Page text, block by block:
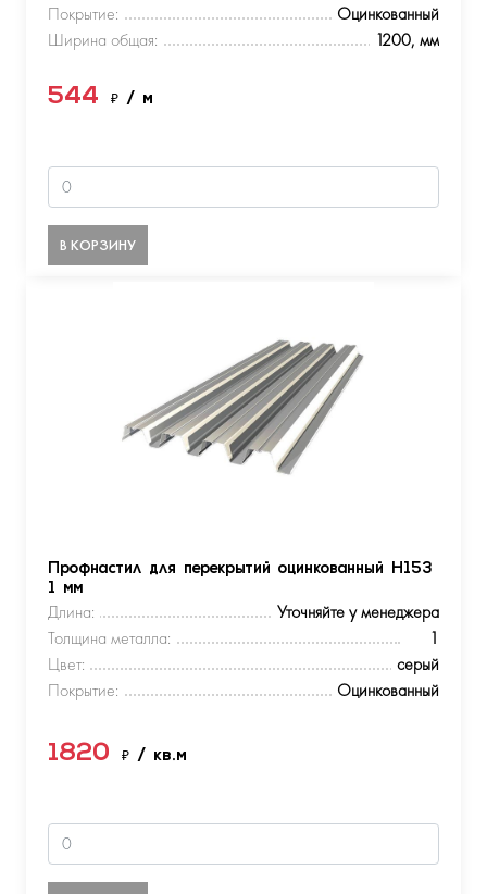
Покрытие:
Оцинкованный
Ширина общая:
1200, мм
544 ₽ / м
В КОРЗИНУ
Профнастил для перекрытий оцинкованный Н153
1 мм
Длина:
Уточняйте у менеджера
Толщина металла:
1
Цвет:
серый
Покрытие:
Оцинкованный
1820 ₽ / кв.м